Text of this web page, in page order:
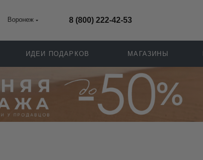
Воронеж 8 (800) 222-42-53
ИДЕИ ПОДАРКОВ МАГАЗИНЫ